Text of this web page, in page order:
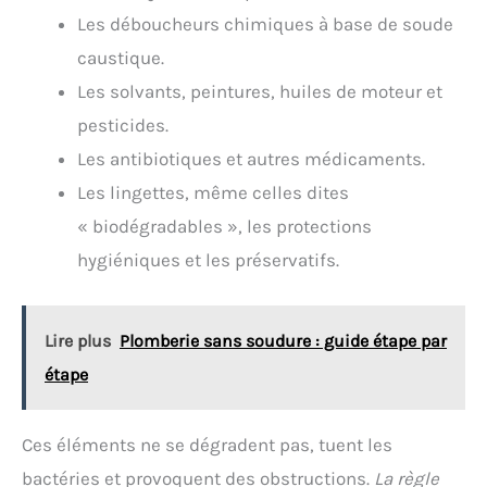
Les déboucheurs chimiques à base de soude
caustique.
Les solvants, peintures, huiles de moteur et
pesticides.
Les antibiotiques et autres médicaments.
Les lingettes, même celles dites
« biodégradables », les protections
hygiéniques et les préservatifs.
Lire plus Plomberie sans soudure : guide étape par
étape
Ces éléments ne se dégradent pas, tuent les
bactéries et provoquent des obstructions. La règle